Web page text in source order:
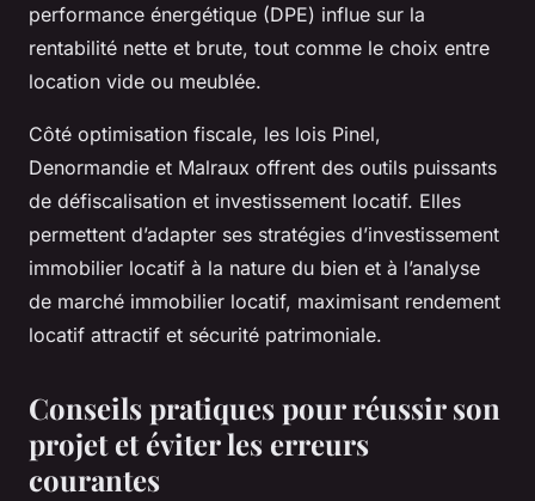
performance énergétique (DPE) influe sur la
rentabilité nette et brute, tout comme le choix entre
location vide ou meublée.
Côté optimisation fiscale, les lois Pinel,
Denormandie et Malraux offrent des outils puissants
de défiscalisation et investissement locatif. Elles
permettent d’adapter ses stratégies d’investissement
immobilier locatif à la nature du bien et à l’analyse
de marché immobilier locatif, maximisant rendement
locatif attractif et sécurité patrimoniale.
Conseils pratiques pour réussir son
projet et éviter les erreurs
courantes